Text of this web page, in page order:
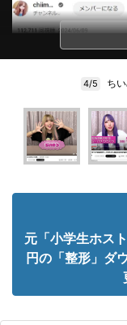
4/5 ち
元「小学生ホス
円の「整形」ダ